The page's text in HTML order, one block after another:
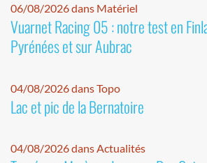
06/08/2026 dans Matériel
Vuarnet Racing 05 : notre test en
Pyrénées et sur Aubrac
04/08/2026 dans Topo
Lac et pic de la Bernatoire
04/08/2026 dans Actualités